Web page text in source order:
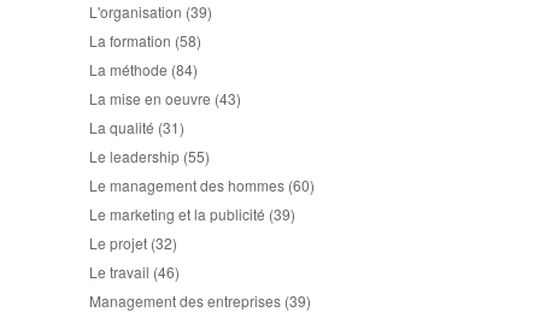
L'organisation (39)
La formation (58)
La méthode (84)
La mise en oeuvre (43)
La qualité (31)
Le leadership (55)
Le management des hommes (60)
Le marketing et la publicité (39)
Le projet (32)
Le travail (46)
Management des entreprises (39)